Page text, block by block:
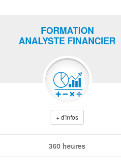
FORMATION
ANALYSTE FINANCIER
+ d'infos
360 heures